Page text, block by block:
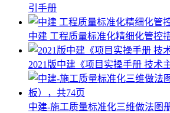
引手册
中建 工程质量标准化精细化管控
2021版中建《项目实操手册 技术
中建-施工质量标准化三维做法图